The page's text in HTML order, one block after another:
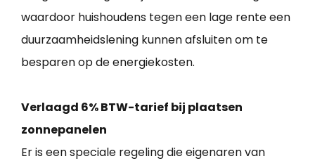
waardoor huishoudens tegen een lage rente een
duurzaamheidslening kunnen afsluiten om te
besparen op de energiekosten.
Verlaagd 6% BTW-tarief bij plaatsen
zonnepanelen
Er is een speciale regeling die eigenaren van